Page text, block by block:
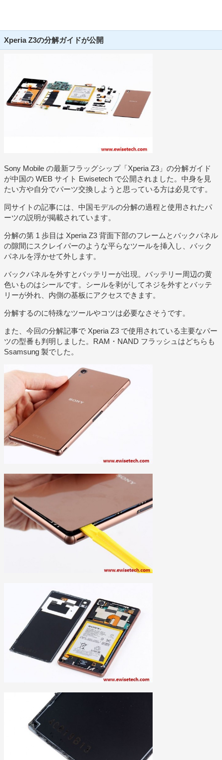
Xperia Z3の分解ガイドが公開
Sony Mobile の最新フラッグシップ「Xperia Z3」の分解ガイド
が中国の WEB サイト Ewisetech で公開されました。中身を見
たい方や自分でパーツ交換しようと思っている方は必見です。
同サイトの記事には、中国モデルの分解の過程と使用されたパ
ーツの説明が掲載されています。
分解の第 1 歩目は Xperia Z3 背面下部のフレームとバックパネル
の隙間にスクレイパーのような平らなツールを挿入し、バック
パネルを浮かせて外します。
バックパネルを外すとバッテリーが出現。バッテリー周辺の黄
色いものはシールです。シールを剥がしてネジを外すとバッテ
リーが外れ、内側の基板にアクセスできます。
分解するのに特殊なツールやコツは必要なさそうです。
また、今回の分解記事で Xperia Z3 で使用されている主要なパー
ツの型番も判明しました。RAM・NAND フラッシュはどちらも
Ssamsung 製でした。